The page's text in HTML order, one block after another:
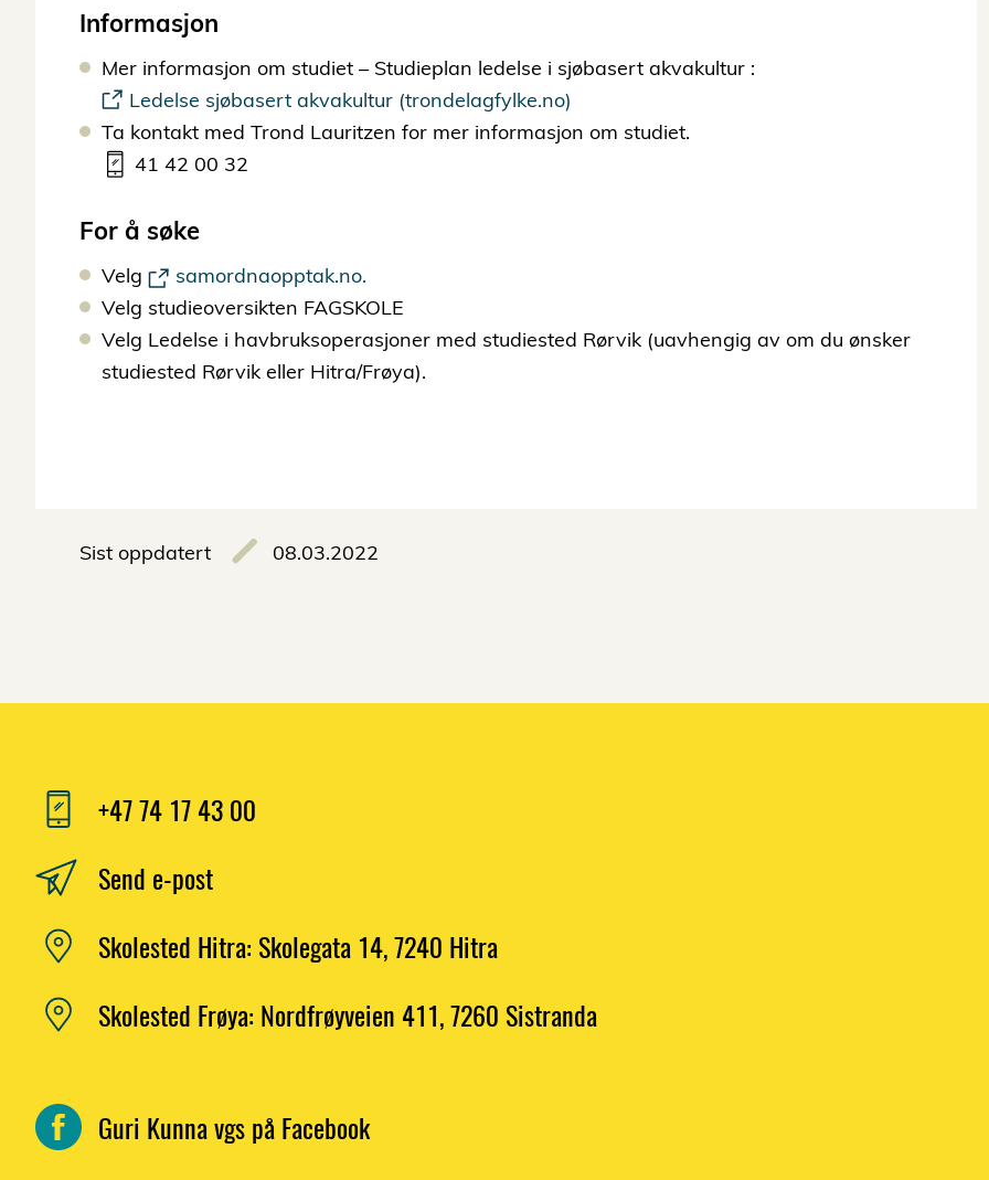
Informasjon
Mer informasjon om studiet – Studieplan ledelse i sjøbasert akvakultur :
Ledelse sjøbasert akvakultur (trondelagfylke.no)
Ta kontakt med Trond Lauritzen for mer informasjon om studiet.
41 42 00 32
For å søke
Velg
samordnaopptak.no.
Velg studieoversikten FAGSKOLE
Velg Ledelse i havbruksoperasjoner med studiested Rørvik (uavhengig av om du ønsker
studiested Rørvik eller Hitra/Frøya).
Sist oppdatert 08.03.2022
+47 74 17 43 00
Send e-post
Skolested Hitra: Skolegata 14, 7240 Hitra
Skolested Frøya: Nordfrøyveien 411, 7260 Sistranda
Guri Kunna vgs på Facebook